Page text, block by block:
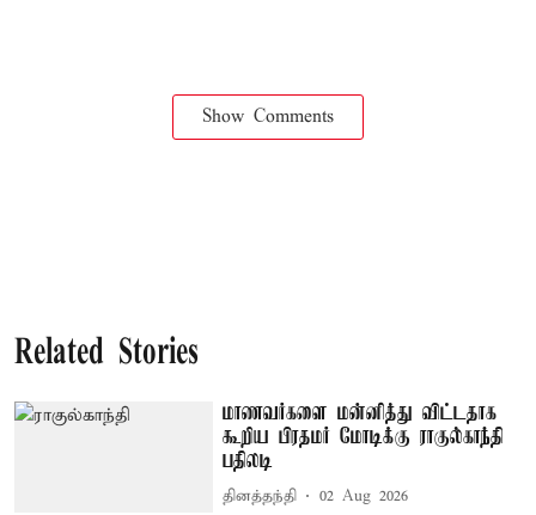
Show Comments
Related Stories
மாணவர்களை மன்னித்து விட்டதாக
கூறிய பிரதமர் மோடிக்கு ராகுல்காந்தி
பதிலடி
தினத்தந்தி 02 Aug 2026